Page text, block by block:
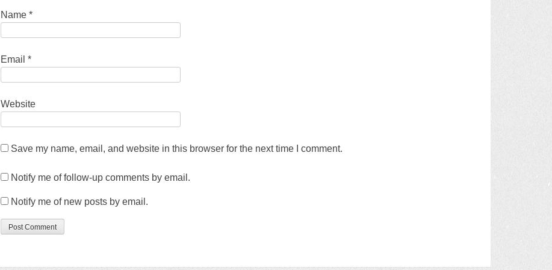
Name *
Email *
Website
Save my name,email ,and website in this browser for the next time I comment.
Notify me of follow-up comments by email .
Notify me of new posts by email .